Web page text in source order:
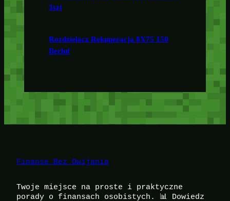
3szt
Rozdzielacz Rekuperacja 8X75 150
Berluf
Finanse Bez Owijania
Twoje miejsce na proste i praktyczne
porady o finansach osobistych. 📊 Dowiedz